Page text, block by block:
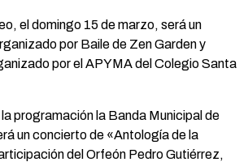
el domingo 15 de marzo, será un
por Baile de Zen Garden y
por el APYMA del Colegio Santa
programación la Banda Municipal de
un concierto de «Antología de la
del Orfeón Pedro Gutiérrez,